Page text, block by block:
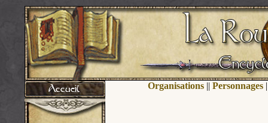
Organisations|| Personnages